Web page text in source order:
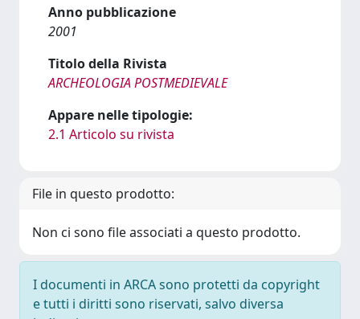
Anno pubblicazione
2001
Titolo della Rivista
ARCHEOLOGIA POSTMEDIEVALE
Appare nelle tipologie:
2.1 Articolo su rivista
File in questo prodotto:
Non ci sono file associati a questo prodotto.
I documenti in ARCA sono protetti da copyright
e tutti i diritti sono riservati, salvo diversa